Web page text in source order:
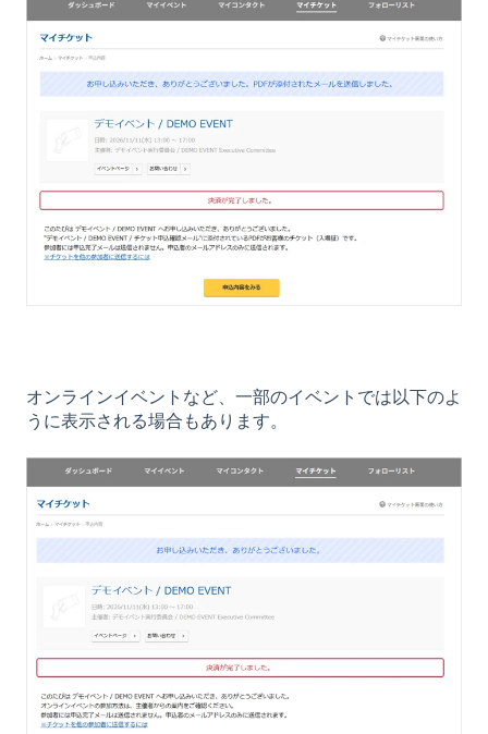
オンラインイベントなど、一部のイベントでは以下のよ
うに表示される場合もあります。